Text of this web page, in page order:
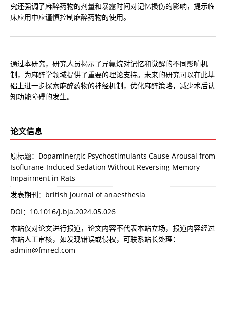
究还强调了麻醉药物的剂量和暴露时间对记忆损伤的影响，提示临
床应用中应谨慎控制麻醉药物的使用。
通过本研究，研究人员揭示了异氟烷对记忆和觉醒的不同影响机
制，为麻醉学领域提供了重要的理论支持。未来的研究可以在此基
础上进一步探索麻醉药物的神经机制，优化麻醉策略，减少术后认
知功能障碍的发生。
论文信息
原标题：Dopaminergic Psychostimulants Cause Arousal from
Isoflurane-Induced Sedation Without Reversing Memory
Impairment in Rats
发表期刊：british journal of anaesthesia
DOI： 10.1016/j.bja.2024.05.026
本站仅对论文进行报道，论文内容不代表本站立场，报道内容经过
本站人工审核，如发现错误或侵权，可联系站长处理：
admin@fmred.com